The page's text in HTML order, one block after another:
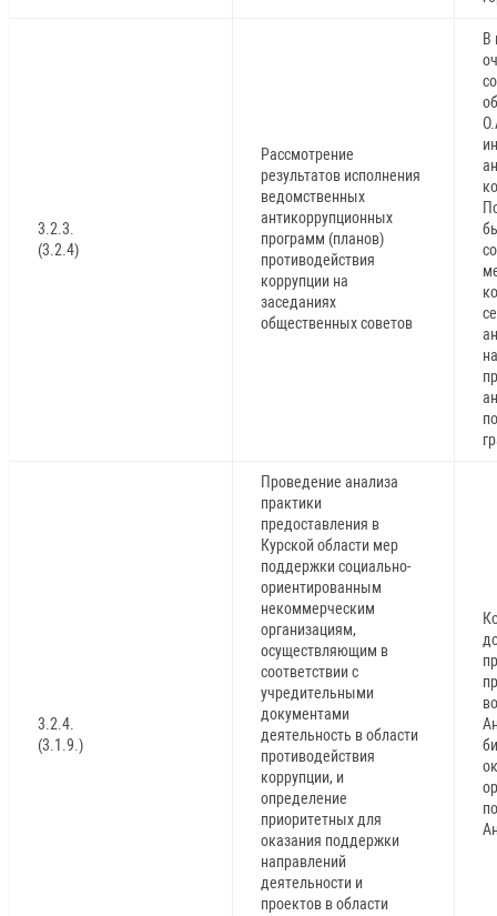
3.2.3.
(3.2.4)
Рассмотрение
результатов исполнения
ведомственных
антикоррупционных
программ (планов)
противодействия
коррупции на
заседаниях
общественных советов
В
3.2.4.
(3.1.9.)
Проведение анализа
практики
предоставления в
Курской области мер
поддержки социально-
ориентированным
некоммерческим
организациям,
осуществляющим в
соответствии с
учредительными
документами
деятельность в области
противодействия
коррупции, и
определение
приоритетных для
оказания поддержки
направлений
деятельности и
проектов в области